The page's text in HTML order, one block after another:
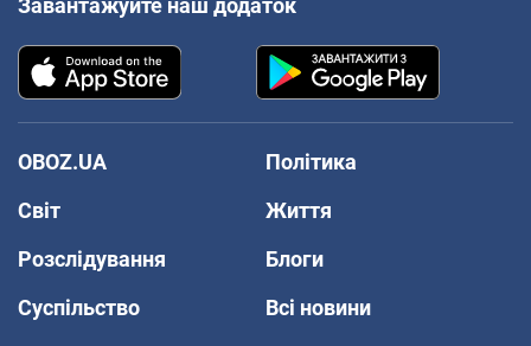
OBOZ.UA
Політика
Світ
Життя
Розслідування
Блоги
Суспільство
Всі новини